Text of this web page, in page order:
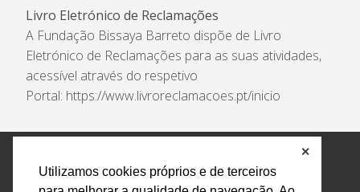
Utilizamos cookies próprios e de terceiros
✕
Livro Eletrónico de Reclamações
A Fundação Bissaya Barreto dispõe de Livro
Eletrónico de Reclamações para as suas atividades,
acessível através do respetivo
Portal: https://www.livroreclamacoes.pt/inicio
Política de Privacidade e Tratamento de Dados
Encarregado de Proteção de Dados
Livro Eletrónico